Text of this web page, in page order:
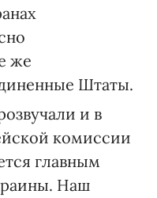
же
Штаты.
и в
комиссии
главным
Наш